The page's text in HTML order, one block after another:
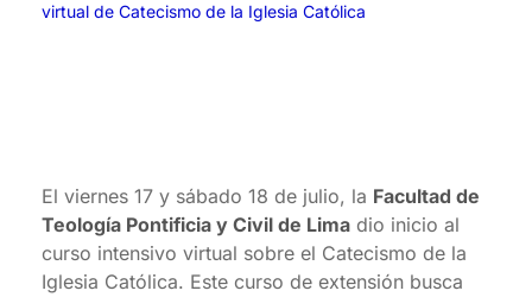
virtual de Catecismo de la Iglesia Católica
El viernes 17 y sábado 18 de julio, la Facultad de
Teología Pontificia y Civil de Lima dio inicio al
curso intensivo virtual sobre el Catecismo de la
Iglesia Católica. Este curso de extensión busca